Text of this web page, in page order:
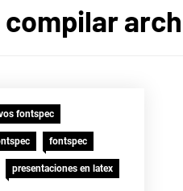
compilar
fontspec
fontspec
presentaciones en latex